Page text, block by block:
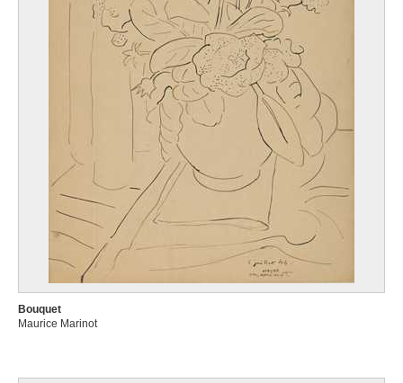
Bouquet
Maurice Marinot